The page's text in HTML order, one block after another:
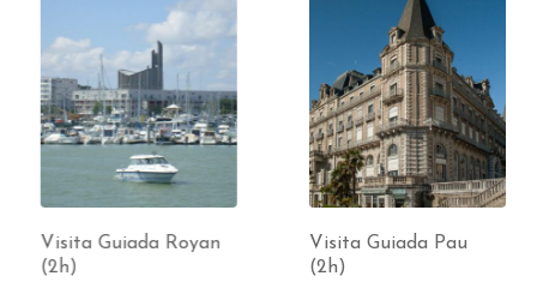
Visita Guiada Royan
(2h)
Visita Guiada Pau
(2h)